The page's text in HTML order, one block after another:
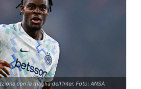
con la maglia dell'Inter. Foto: ANSA